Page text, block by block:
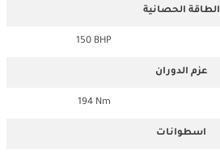
الطاقة الحصانية
150 BHP
عزم الدوران
194 Nm
اسطوانات